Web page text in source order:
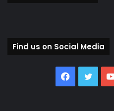
Find us on Social Media
Facebook